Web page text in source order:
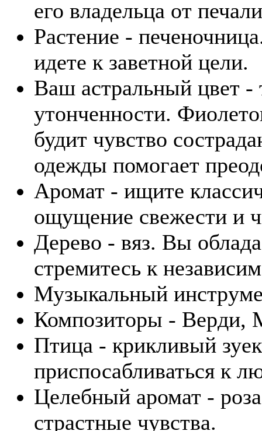
его владельца от
Растение -
идете к заветной цели.
Ваш астральный цвет -
утонченности.
будит чувство
одежды помогает
Аромат - ищите
ощущение свежести и
Дерево - вяз. Вы
стремитесь к
Музыкальный
Композиторы - Верди,
Птица - крикливый
приспосабливаться к
Целебный аромат -
страстные чувства.